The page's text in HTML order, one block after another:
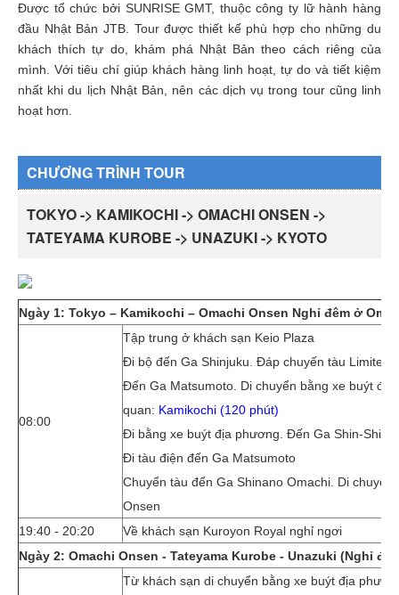
Được tổ chức bởi SUNRISE GMT, thuộc công ty lữ hành hàng
đầu Nhật Bản JTB. Tour được thiết kế phù hợp cho những du
khách thích tự do, khám phá Nhật Bản theo cách riêng của
mình. Với tiêu chí giúp khách hàng linh hoạt, tự do và tiết kiệm
nhất khi du lịch Nhật Bản, nên các dịch vụ trong tour cũng linh
hoạt hơn.
CHƯƠNG TRÌNH TOUR
TOKYO -> KAMIKOCHI -> OMACHI ONSEN ->
TATEYAMA KUROBE -> UNAZUKI -> KYOTO
Ngày 1: Tokyo – Kamikochi – Omachi Onsen Nghỉ đêm ở
08:00
Tập trung ở khách sạn Keio Plaza
Đi bộ đến Ga Shinjuku. Đáp chuyến tàu Limited
Đến Ga Matsumoto. Di chuyển bằng xe buýt
quan: Kamikochi (120 phút)
Đi bằng xe buýt địa phương. Đến Ga Shin-
Đi tàu điện đến Ga Matsumoto
Chuyển tàu đến Ga Shinano Omachi. Di chuyển
Onsen
19:40 - 20:20
Về khách sạn Kuroyon Royal nghỉ ngơi
Ngày 2: Omachi Onsen - Tateyama Kurobe - Unazuki (Nghỉ
Từ khách sạn di chuyển bằng xe buýt địa